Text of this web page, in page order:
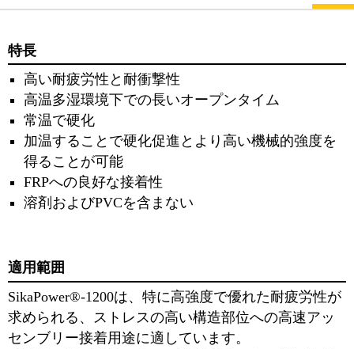
特長
⾼い耐疲労性と耐衝撃性
⾼温多湿環境下での⻑いオープンタイム
常温で硬化
加温することで硬化促進とより⾼い機械的強度を
得ることが可能
FRPへの良好な接着性
溶剤およびPVCを含まない
適用範囲
SikaPower®-1200は、特に⾼強度で優れた耐疲労性が
求められる、ストレスの⾼い構造部位への⾼速アッ
センブリー接着⽤途に適しています。